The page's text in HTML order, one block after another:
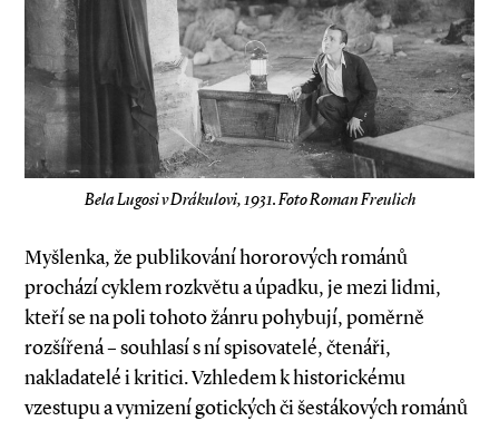
Bela Lugosi v Drákulovi, 1931. Foto Roman Freulich
Myšlenka, že publikování hororových románů
prochází cyklem rozkvětu a úpadku, je mezi lidmi,
kteří se na poli tohoto žánru pohybují, poměrně
rozšířená – souhlasí s ní spisovatelé, čtenáři,
nakladatelé i kritici. Vzhledem k historickému
vzestupu a vymizení gotických či šestákových románů